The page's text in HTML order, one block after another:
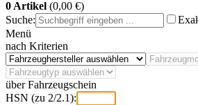
0 Artikel (0,00 €)
Suche:
Menü
nach Kriterien
über Fahrzeugschein
HSN (zu 2/2.1):